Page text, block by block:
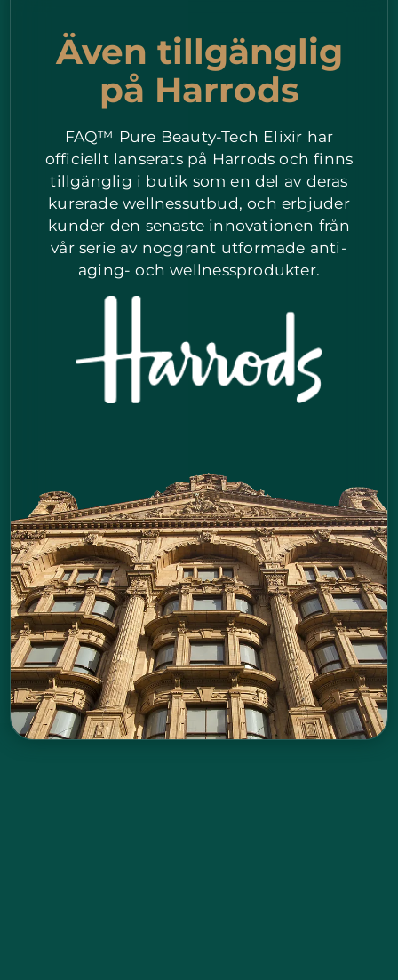
Även tillgänglig
på Harrods
FAQ™ Pure Beauty-Tech Elixir har
officiellt lanserats på Harrods och finns
tillgänglig i butik som en del av deras
kurerade wellnessutbud, och erbjuder
kunder den senaste innovationen från
vår serie av noggrant utformade anti-
aging- och wellnessprodukter.